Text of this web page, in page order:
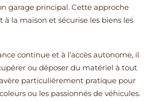
garage principal. Cette approche
la maison et sécurise les biens les
continue et à l’accès autonome, il
ou déposer du matériel à tout
particulièrement pratique pour
ou les passionnés de véhicules.